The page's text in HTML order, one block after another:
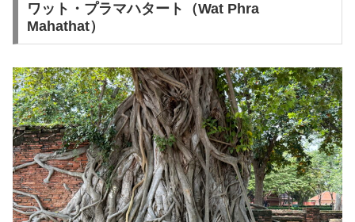
ワット・プラマハタート（Wat Phra
Mahathat）